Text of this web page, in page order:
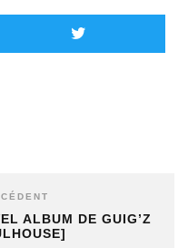
ALBUM DE GUIG’Z